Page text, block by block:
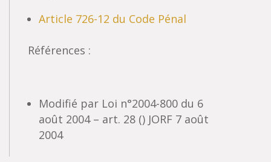
Article 726-12 du Code Pénal
Références :
Modifié par Loi n°2004-800 du 6
août 2004 – art. 28 () JORF 7 août
2004